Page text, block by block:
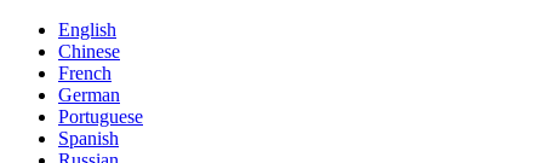
English
Chinese
French
German
Portuguese
Spanish